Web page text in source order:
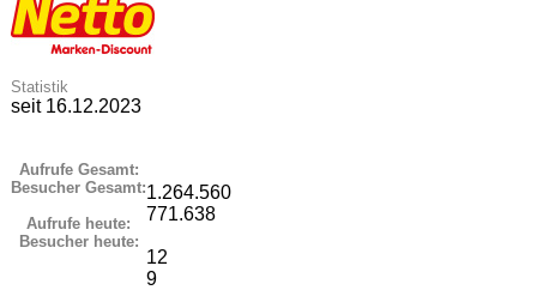
Statistik
seit 16.12.2023
Aufrufe Gesamt:
Besucher Gesamt:
Aufrufe heute:
Besucher heute:
1.264.560
771.638
12
9